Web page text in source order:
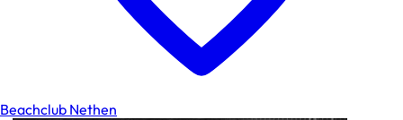
Beachclub Nethen